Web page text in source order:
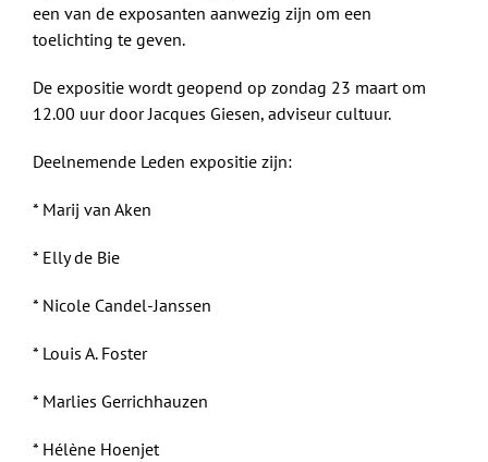
een van de exposanten aanwezig zijn om een
toelichting te geven.
De expositie wordt geopend op zondag 23 maart om
12.00 uur door Jacques Giesen, adviseur cultuur.
Deelnemende Leden expositie zijn:
* Marij van Aken
* Elly de Bie
* Nicole Candel-Janssen
* Louis A. Foster
* Marlies Gerrichhauzen
* Hélène Hoenjet